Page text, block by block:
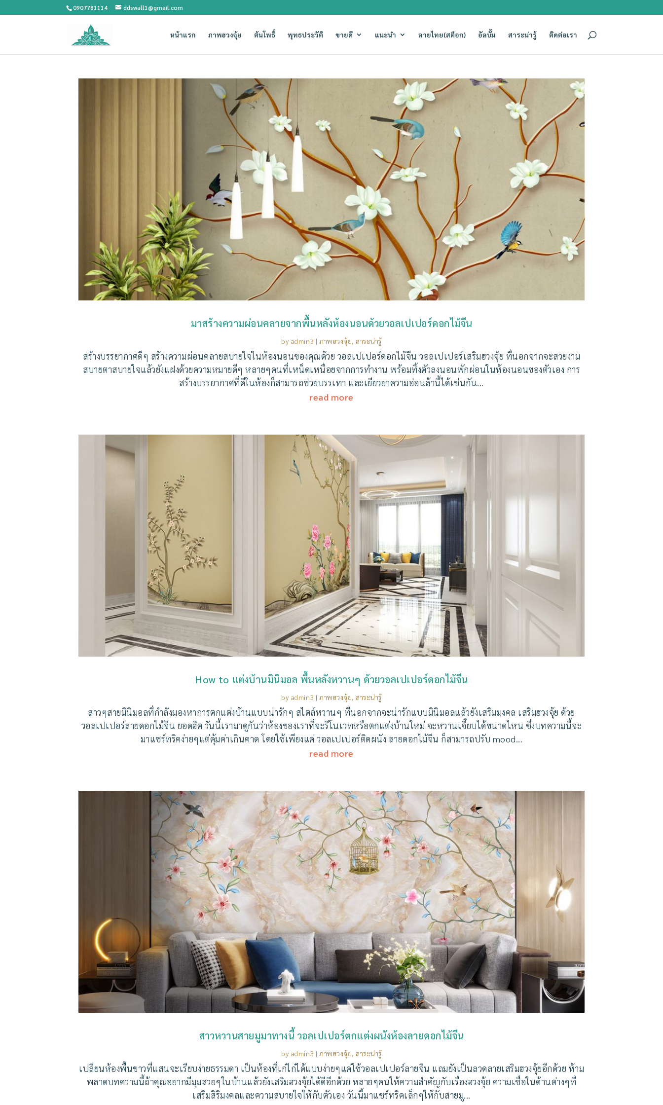
0907781114 ddswall1@gmail.com
หน้าแรก ภาพฮวงจุ้ย ต้นโพธิ์ พุทธประวัติ ขายดี แนะนำ ลายไทย(สต็อก) อัลบั้ม สาระน่ารู้ ติดต่อเรา
มาสร้างความผ่อนคลายจากพื้นหลังห้องนอนด้วยวอลเปเปอร์ดอกไม้จีน
by admin3 |ภาพฮวงจุ้ย,สาระน่ารู้
สร้างบรรยากาศดีๆ สร้างความผ่อนคลายสบายใจในห้องนอนของคุณด้วย วอลเปเปอร์ดอกไม้จีน วอลเปเปอร์เสริมฮวงจุ้ย ที่นอกจากจะสวยงาม
สบายตาสบายใจแล้วยังแฝงด้วยความหมายดีๆ หลายๆคนที่เหน็ดเหนื่อยจากการทำงาน พร้อมทิ้งตัวลงนอนพักผ่อนในห้องนอนของตัวเอง การ
สร้างบรรยากาศที่ดีในห้องก็สามารถช่วยบรรเทา และเยียวยาความอ่อนล้านี้ได้เช่นกัน...
read more
How to แต่งบ้านมินิมอล พื้นหลังหวานๆ ด้วยวอลเปเปอร์ดอกไม้จีน
by admin3 |ภาพฮวงจุ้ย,สาระน่ารู้
สาวๆสายมินิมอลที่กำลังมองหาการตกแต่งบ้านแบบน่ารักๆ สไตล์หวานๆ ที่นอกจากจะน่ารักแบบมินิมอลแล้วยังเสริมมงคล เสริมฮวงจุ้ย ด้วย
วอลเปเปอร์ลายดอกไม้จีน ยอดฮิต วันนี้เรามาดูกันว่าห้องของเราที่จะรีโนเวทหรือตกแต่งบ้านใหม่ จะหวานเจี๊ยบได้ขนาดไหน ซึ่งบทความนี้จะ
มาแชร์ทริคง่ายๆแต่คุ้มค่าเกินคาด โดยใช้เพียงแค่ วอลเปเปอร์ติดผนัง ลายดอกไม้จีน ก็สามารถปรับ mood...
read more
สาวหวานสายมูมาทางนี้ วอลเปเปอร์ตกแต่งผนังห้องลายดอกไม้จีน
by admin3 |ภาพฮวงจุ้ย,สาระน่ารู้
เปลี่ยนห้องพื้นขาวที่แสนจะเรียบง่ายธรรมดา เป็นห้องที่เก๋ไก๋ได้แบบง่ายๆแค่ใช้วอลเปเปอร์ลายจีน แถมยังเป็นลวดลายเสริมฮวงจุ้ยอีกด้วย ห้าม
พลาดบทความนี้ถ้าคุณอยากมีมุมสวยๆในบ้านแล้วยังเสริมฮวงจุ้ยได้ดีอีกด้วย หลายๆคนให้ความสำคัญกับเรื่องฮวงจุ้ย ความเชื่อในด้านต่างๆที่
เสริมสิริมงคลและความสบายใจให้กับตัวเอง วันนี้มาแชร์ทริคเล็กๆให้กับสายมู...